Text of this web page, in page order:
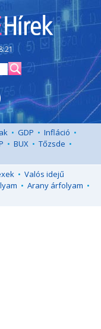
• GDP • Infláció •
• BUX • Tőzsde •
• Valós idejű
• Arany árfolyam •